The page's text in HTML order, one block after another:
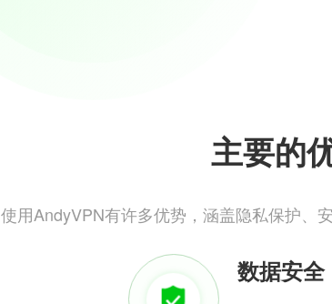
主要的
使用AndyVPN有许多优势，涵盖隐私保护、
数据安全